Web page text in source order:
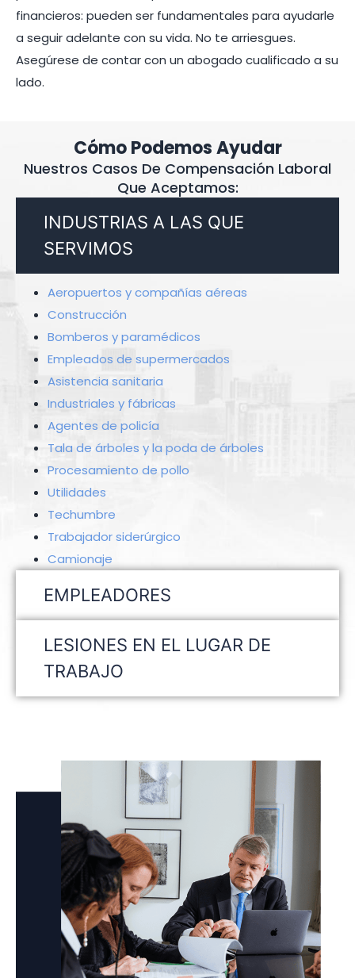
financieros: pueden ser fundamentales para ayudarle
a seguir adelante con su vida. No te arriesgues.
Asegúrese de contar con un abogado cualificado a su
lado.
Cómo Podemos Ayudar
Nuestros Casos De Compensación Laboral
Que Aceptamos:
INDUSTRIAS A LAS QUE
SERVIMOS
EMPLEADORES
LESIONES EN EL LUGAR DE
TRABAJO
Aeropuertos y compañías aéreas
Construcción
Bomberos y paramédicos
Empleados de supermercados
Asistencia sanitaria
Industriales y fábricas
Agentes de policía
Tala de árboles y la poda de árboles
Procesamiento de pollo
Utilidades
Techumbre
Trabajador siderúrgico
Camionaje